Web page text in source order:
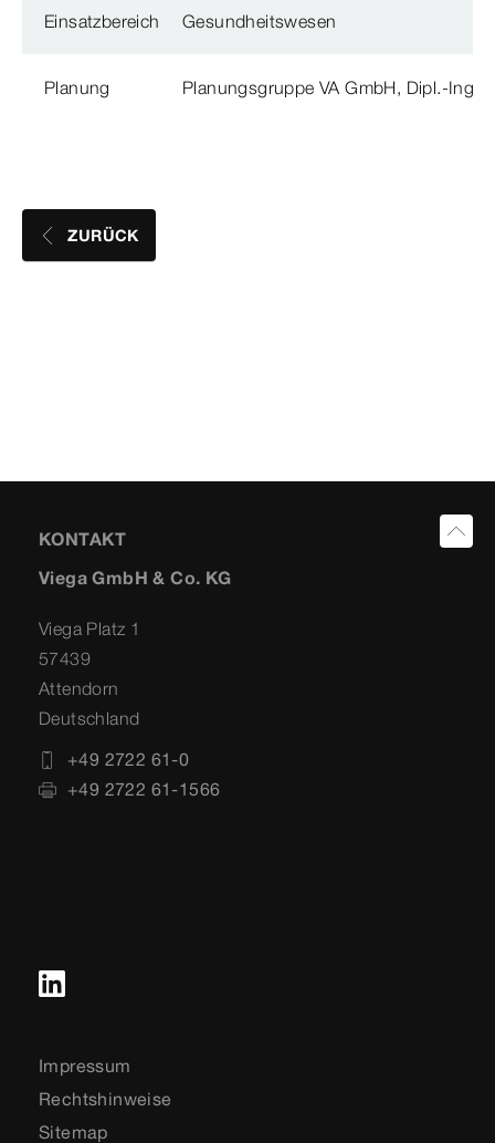
Einsatzbereich Gesundheitswesen
Planung Planungsgruppe VA GmbH, Dipl.-Ing.
ZURÜCK
KONTAKT
Viega GmbH & Co. KG
Viega Platz 1
57439
Attendorn
Deutschland
+49 2722 61-0
+49 2722 61-1566
Impressum
Rechtshinweise
Sitemap